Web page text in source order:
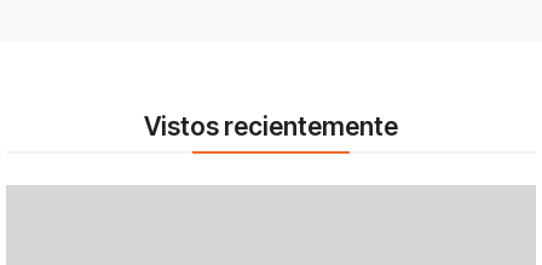
Vistos recientemente